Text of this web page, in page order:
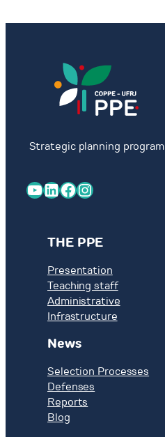
Strategic planning program
YouTube LinkedIn Facebook Instagram
THE PPE
Presentation
Teaching staff
Administrative
Infrastructure
News
Selection Processes
Defenses
Reports
Blog